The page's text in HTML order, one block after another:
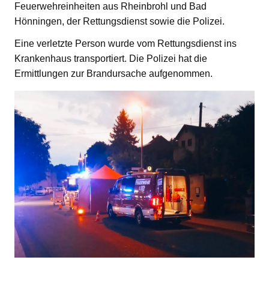
Feuerwehreinheiten aus Rheinbrohl und Bad
Hönningen, der Rettungsdienst sowie die Polizei.
Eine verletzte Person wurde vom Rettungsdienst ins
Krankenhaus transportiert. Die Polizei hat die
Ermittlungen zur Brandursache aufgenommen.